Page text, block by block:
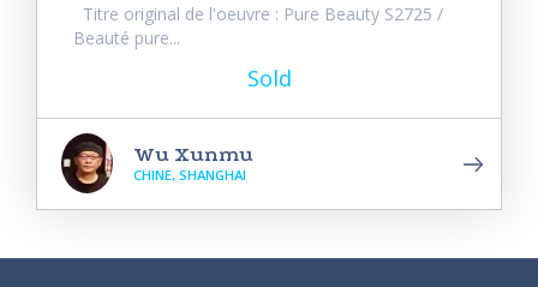
Titre original de l'oeuvre : Pure Beauty S2725 /
Beauté pure...
Sold
Wu Xunmu
CHINE, SHANGHAI